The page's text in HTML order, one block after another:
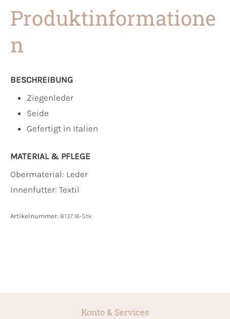
Produktinformatione
n
BESCHREIBUNG
Ziegenleder
Seide
Gefertigt in Italien
MATERIAL & PFLEGE
Obermaterial: Leder
Innenfutter: Textil
Artikelnummer: 8137.16-Stk
Konto & Services